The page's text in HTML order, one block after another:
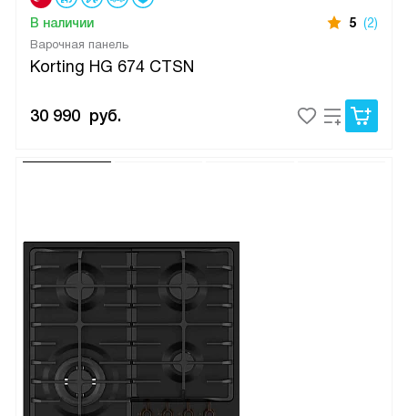
Варочная панель
Korting HG 674 CTSN
В наличии 5 (2)
30 990 руб.